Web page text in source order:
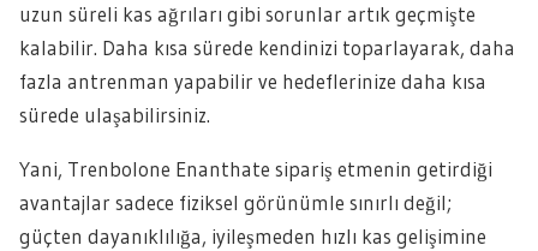
uzun süreli kas ağrıları gibi sorunlar artık geçmişte
kalabilir. Daha kısa sürede kendinizi toparlayarak, daha
fazla antrenman yapabilir ve hedeflerinize daha kısa
sürede ulaşabilirsiniz.
Yani, Trenbolone Enanthate sipariş etmenin getirdiği
avantajlar sadece fiziksel görünümle sınırlı değil;
güçten dayanıklılığa, iyileşmeden hızlı kas gelişimine